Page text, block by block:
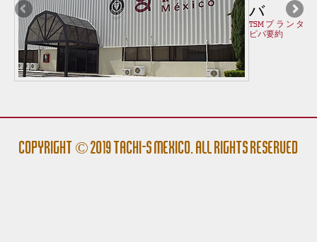
バ
TSMプランタ
ピバ要約
Copyright © 2019 Tachi-s México. All rights reserved